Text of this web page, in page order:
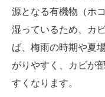
源となる有機物（ホ
湿っているため、カ
ば、梅雨の時期や夏
がりやすく、カビが
すくなります。